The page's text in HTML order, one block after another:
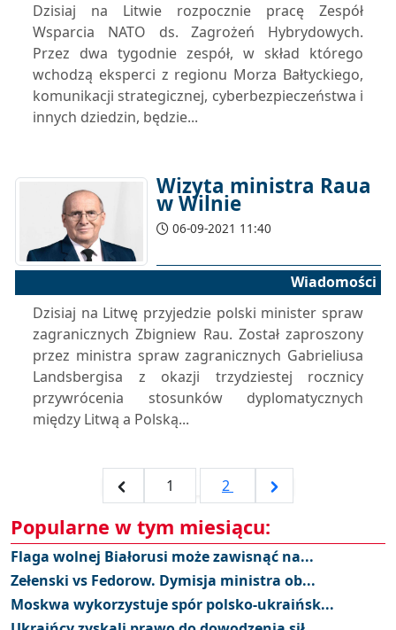
Dzisiaj na Litwie rozpocznie pracę Zespół
Wsparcia NATO ds. Zagrożeń Hybrydowych.
Przez dwa tygodnie zespół, w skład którego
wchodzą eksperci z regionu Morza Bałtyckiego,
komunikacji strategicznej, cyberbezpieczeństwa i
innych dziedzin, będzie...
Wizyta ministra Raua
w Wilnie
06-09-2021 11:40
Wiadomości
Dzisiaj na Litwę przyjedzie polski minister spraw
zagranicznych Zbigniew Rau. Został zaproszony
przez ministra spraw zagranicznych Gabrieliusa
Landsbergisa z okazji trzydziestej rocznicy
przywrócenia stosunków dyplomatycznych
między Litwą a Polską...
1 2
Popularne w tym miesiącu:
Flaga wolnej Białorusi może zawisnąć na...
Zełenski vs Fedorow. Dymisja ministra ob...
Moskwa wykorzystuje spór polsko-ukraińsk...